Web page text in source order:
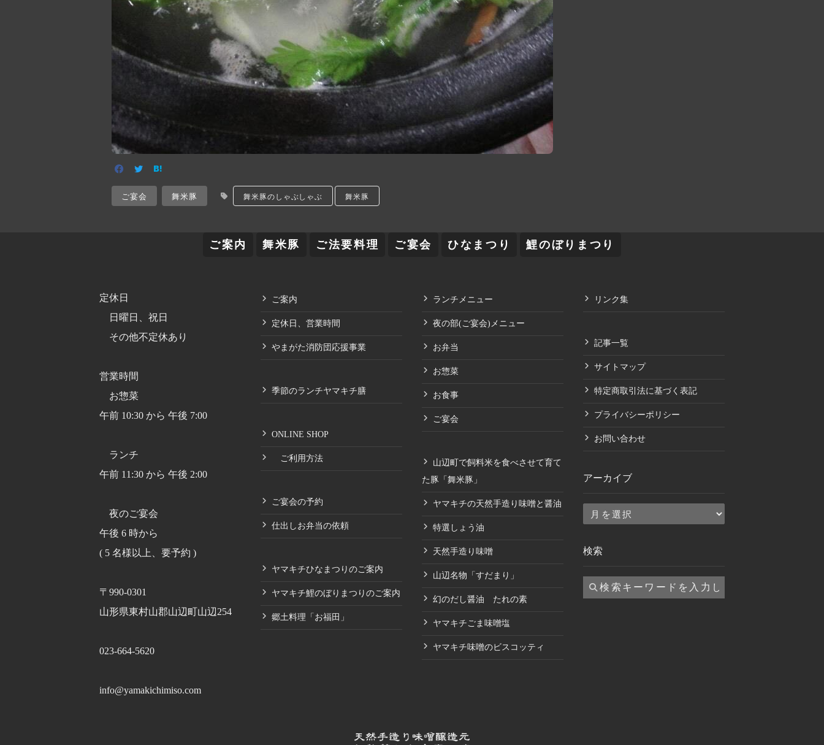
ご宴会 舞米豚 舞米豚のしゃぶしゃぶ 舞米豚
ご案内 舞米豚 ご法要料理 ご宴会 ひなまつり 鯉のぼりまつり
定休日
日曜日、祝日
その他不定休あり
営業時間
お惣菜
午前 10:30 から 午後 7:00
ランチ
午前 11:30 から 午後 2:00
夜のご宴会
午後 6 時から
( 5 名様以上、要予約 )
〒990-0301
山形県東村山郡山辺町山辺254
023-664-5620
info@yamakichimiso.com
ご案内
定休日、営業時間
やまがた消防団応援事業
季節のランチヤマキチ膳
ONLINE SHOP
ご利用方法
ご宴会の予約
仕出しお弁当の依頼
ヤマキチひなまつりのご案内
ヤマキチ鯉のぼりまつりのご案内
郷土料理「お福田」
ランチメニュー
夜の部(ご宴会)メニュー
お弁当
お惣菜
お食事
ご宴会
山辺町で飼料米を食べさせて育て
た豚「舞米豚」
ヤマキチの天然手造り味噌と醤油
特選しょう油
天然手造り味噌
山辺名物「すだまり」
幻のだし醤油 たれの素
ヤマキチごま味噌塩
ヤマキチ味噌のビスコッティ
リンク集
記事一覧
サイトマップ
特定商取引法に基づく表記
プライバシーポリシー
お問い合わせ
アーカイブ
ア
カ
ブ
検索